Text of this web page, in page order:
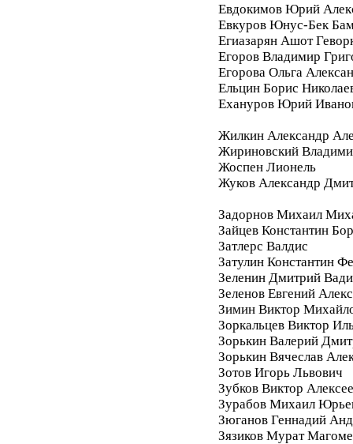
Евдокимов Юрий
Евкуров Юнус-Бек
Егиазарян Ашот
Егоров Владимир
Егорова Ольга
Ельцин Борис
Ехануров Юрий
Жилкин Александр
Жириновский
Жоспен Лионель
Жуков Александр
Задорнов Михаил
Зайцев Константин
Затлерс Валдис
Затулин Константин
Зеленин Дмитрий
Зеленов Евгений
Зимин Виктор
Зоркальцев Виктор
Зорькин Валерий
Зорькин Вячеслав
Зотов Игорь Львович
Зубков Виктор
Зурабов Михаил
Зюганов Геннадий
Зязиков Мурат